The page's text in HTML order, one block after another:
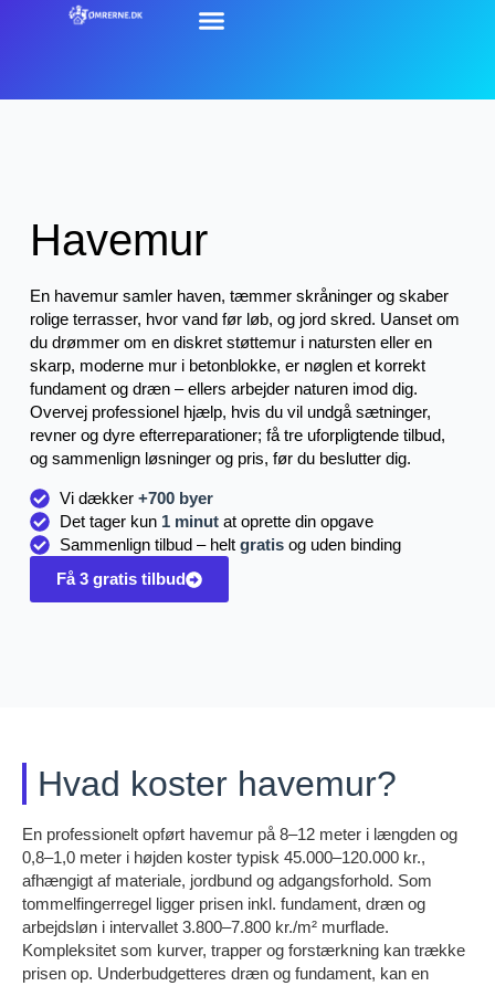
Havemur
En havemur samler haven, tæmmer skråninger og skaber
rolige terrasser, hvor vand før løb, og jord skred. Uanset om
du drømmer om en diskret støttemur i natursten eller en
skarp, moderne mur i betonblokke, er nøglen et korrekt
fundament og dræn – ellers arbejder naturen imod dig.
Overvej professionel hjælp, hvis du vil undgå sætninger,
revner og dyre efterreparationer; få tre uforpligtende tilbud,
og sammenlign løsninger og pris, før du beslutter dig.
Vi dækker+700 byer
Det tager kun 1 minut at oprette din opgave
Sammenlign tilbud – heltgratis og uden binding
Få 3 gratis tilbud
Hvad koster havemur?
En professionelt opført havemur på 8–12 meter i længden og
0,8–1,0 meter i højden koster typisk 45.000–120.000 kr.,
afhængigt af materiale, jordbund og adgangsforhold. Som
tommelfingerregel ligger prisen inkl. fundament, dræn og
arbejdsløn i intervallet 3.800–7.800 kr./m² murflade.
Kompleksitet som kurver, trapper og forstærkning kan trække
prisen op. Underbudgetteres dræn og fundament, kan en